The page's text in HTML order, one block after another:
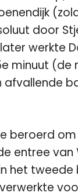
door
werkte
minuut
beroerd
entree van
het tweede